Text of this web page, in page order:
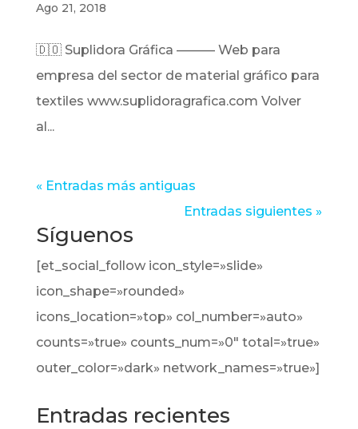
Ago 21, 2018
🇩🇴 Suplidora Gráfica ——— Web para
empresa del sector de material gráfico para
textiles www.suplidoragrafica.com Volver
al...
« Entradas más antiguas
Entradas siguientes »
Síguenos
[et_social_follow icon_style=»slide»
icon_shape=»rounded»
icons_location=»top» col_number=»auto»
counts=»true» counts_num=»0″ total=»true»
outer_color=»dark» network_names=»true»]
Entradas recientes